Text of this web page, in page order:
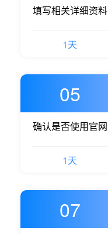
填写相关详细资料
1天
05
确认是否使用官网
1天
07